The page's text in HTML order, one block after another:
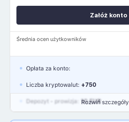
Średnia ocen użytkowników
Załóż konto
Rozwiń szczegóły
Opłata za konto:
Liczba kryptowalut: +750
Depozyt - prowizja: 10 EUR